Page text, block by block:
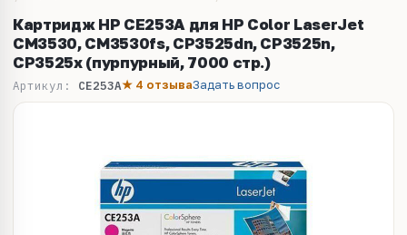
Картридж HP CE253A для HP Color LaserJet
CM3530, CM3530fs, CP3525dn, CP3525n,
CP3525x (пурпурный, 7000 стр.)
Артикул: CE253A★ 4 отзываЗадать вопрос